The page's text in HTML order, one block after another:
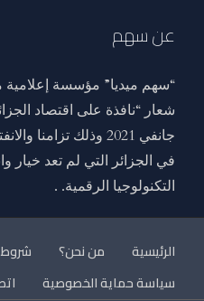
عن سهم
“سهم ميديا” مؤسسة
جانفي 2021 وذلك
في الجزائر التي لم تعد خيار
التكنولوجيا الرقمية. .
الرئيسية من نحن؟
شروط
سياسة حماية الخصوصية